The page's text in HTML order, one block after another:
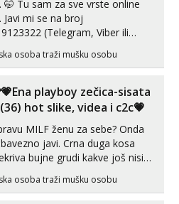
🤭 Tu sam za sve vrste online
Javi mi se na broj
(Telegram, Viber ili
se na uzivo.
osoba traži mušku osobu
playboy zečica-sisata
hot slike, videa i c2c💗
MILF ženu za sebe? Onda
javi. Crna duga kosa
bujne grudi kakve još nisi
ŠESTICA! A usne? O usnama
ni ne pričam. Prave pune usne
osoba traži mušku osobu